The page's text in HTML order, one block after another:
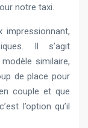
notre taxi.
Il s’agit
similaire,
de place pour
couple et que
l’option qu’il